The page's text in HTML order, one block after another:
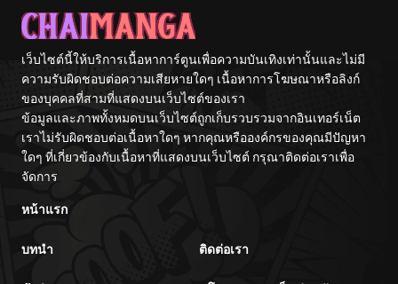
เว็บไซต์นี้ให้บริการเนื้อหาการ์ตูนเพื่อความบันเทิงเท่านั้นและไม่มี
ความรับผิดชอบต่อความเสียหายใดๆ เนื้อหาการโฆษณาหรือลิงก์
ของบุคคลที่สามที่แสดงบนเว็บไซต์ของเรา
ข้อมูลและภาพทั้งหมดบนเว็บไซต์ถูกเก็บรวบรวมจากอินเทอร์เน็ต
เราไม่รับผิดชอบต่อเนื้อหาใดๆ หากคุณหรือองค์กรของคุณมีปัญหา
ใดๆ ที่เกี่ยวข้องกับเนื้อหาที่แสดงบนเว็บไซต์ กรุณาติดต่อเราเพื่อ
จัดการ
หน้าแรก
บทนำ ติดต่อเรา